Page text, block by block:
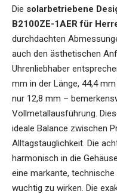
Die solarbetriebene
B2100ZE-1AER für
durchdachten
auch den ästhetischen
Uhrenliebhaber
mm in der Länge, 44,4
nur 12,8 mm –
Vollmetallausführung.
ideale Balance zwischen
Alltagstauglichkeit. Die
harmonisch in die
eine markante,
wuchtig zu wirken. Die